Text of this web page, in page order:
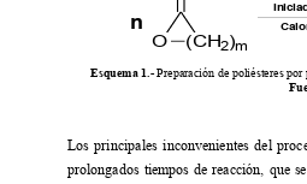
Esquema 1.- Preparación de poliésteres por
Los principales inconvenientes del
prolongados tiempos de reacción, que se
(CH2)m
O
n